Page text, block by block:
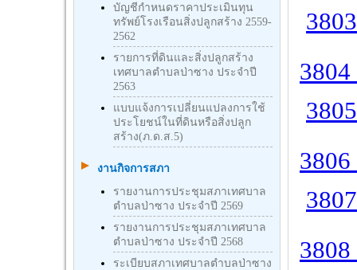
บัญชีกําหนดราคาประเมินทุน
ทรัพย์โรงเรือนสิ่งปลูกสร้าง 2559-
2562
รายการที่ดินและสิ่งปลูกสร้าง
เทศบาลตำบลป่าซาง ประจำปี
2563
แบบแจ้งการเปลี่ยนแปลงการใช้
ประโยชน์ในที่ดินหรือสิ่งปลูก
สร้าง(ภ.ด.ส.5)
งานกิจการสภา
รายงานการประชุมสภาเทศบาล
ตำบลป่าซาง ประจำปี 2569
รายงานการประชุมสภาเทศบาล
ตำบลป่าซาง ประจำปี 2568
ระเบียบสภาเทศบาลตำบลป่าซาง